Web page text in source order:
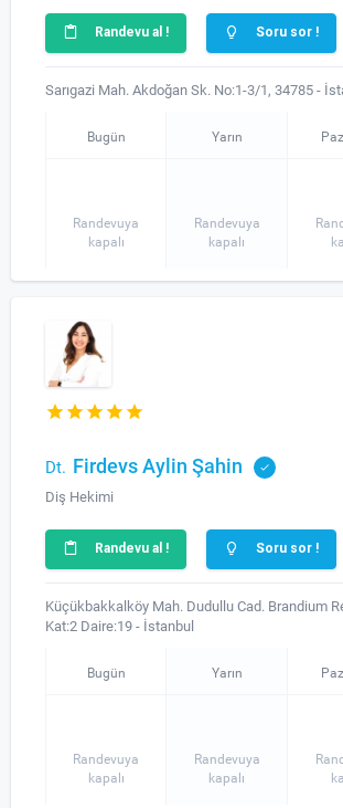
Randevu al ! Soru sor !
Sarıgazi Mah. Akdoğan Sk. No:1-3/1, 34785 -
Bugün
Randevuya
kapalı
Yarın
Randevuya
kapalı
Dt. Firdevs Aylin Şahin
Diş Hekimi
Randevu al ! Soru sor !
Küçükbakkalköy Mah. Dudullu Cad. Brandium
Kat:2 Daire:19 - İstanbul
Bugün
Randevuya
kapalı
Yarın
Randevuya
kapalı